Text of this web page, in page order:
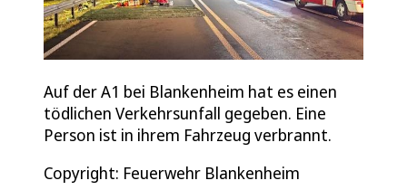
Auf der A1 bei Blankenheim hat es einen
tödlichen Verkehrsunfall gegeben. Eine
Person ist in ihrem Fahrzeug verbrannt.
Copyright: Feuerwehr Blankenheim